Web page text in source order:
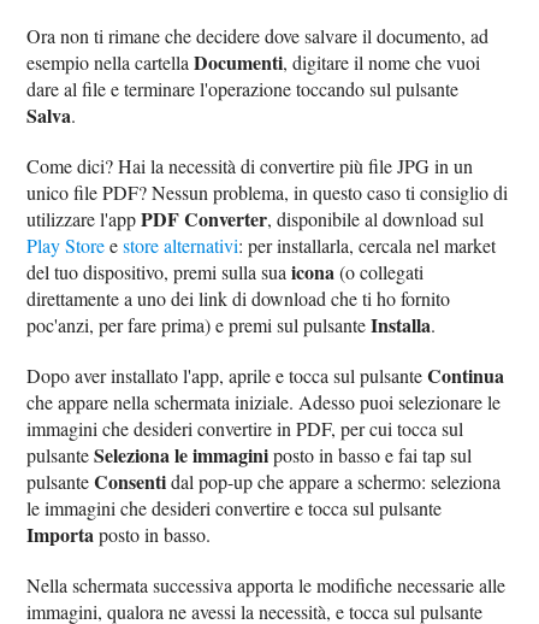
Ora non ti rimane che decidere dove salvare il documento, ad
esempio nella cartellaDocumenti, digitare il nome che vuoi
dare al file e terminare l'operazione toccando sul pulsante
Salva.
Come dici? Hai la necessità di convertire più file JPG in un
unico file PDF? Nessun problema, in questo caso ti consiglio di
utilizzare l'appPDF Converter, disponibile al download sul
Play Storeestore alternativi: per installarla, cercala nel market
del tuo dispositivo, premi sulla suaicona(o collegati
direttamente a uno dei link di download che ti ho fornito
poc'anzi, per fare prima) e premi sul pulsanteInstalla.
Dopo aver installato l'app, aprile e tocca sul pulsanteContinua
che appare nella schermata iniziale. Adesso puoi selezionare le
immagini che desideri convertire in PDF, per cui tocca sul
pulsanteSeleziona le immaginiposto in basso e fai tap sul
pulsanteConsentidal pop-up che appare a schermo: seleziona
le immagini che desideri convertire e tocca sul pulsante
Importaposto in basso.
Nella schermata successiva apporta le modifiche necessarie alle
immagini, qualora ne avessi la necessità, e tocca sul pulsante